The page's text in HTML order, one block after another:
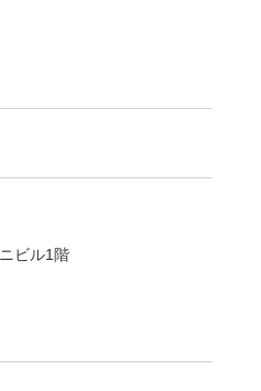
ビル1階